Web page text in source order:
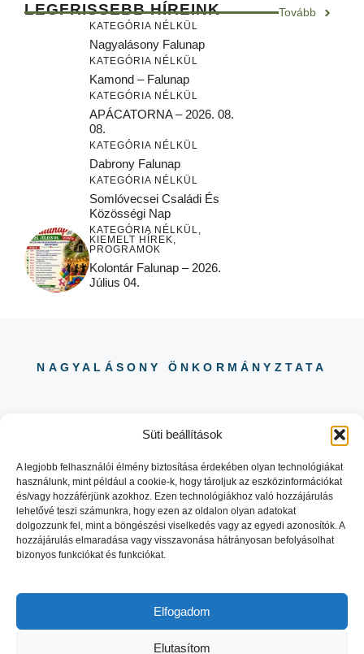
Süti beállítások
A legjobb felhasználói élmény biztosítása érdekében olyan technológiákat
használunk, mint például a cookie-k, hogy tároljuk az eszközinformációkat
és/vagy hozzáférjünk azokhoz. Ezen technológiákhoz való hozzájárulás
lehetővé teszi számunkra, hogy ezen az oldalon olyan adatokat
dolgozzunk fel, mint a böngészési viselkedés vagy az egyedi azonosítók. A
hozzájárulás elmaradása vagy visszavonása hátrányosan befolyásolhat
bizonyos funkciókat és funkciókat.
Elfogadom
Elutasítom
LEGFRISSEBB HÍREINK Tovább
KATEGÓRIA NÉLKÜL
Nagyalásony Falunap
KATEGÓRIA NÉLKÜL
Kamond – Falunap
KATEGÓRIA NÉLKÜL
APÁCATORNA – 2026. 08.
08.
KATEGÓRIA NÉLKÜL
Dabrony Falunap
KATEGÓRIA NÉLKÜL
Somlóvecsei Családi És
Közösségi Nap
KATEGÓRIA NÉLKÜL,
KIEMELT HÍREK,
PROGRAMOK
Kolontár Falunap – 2026.
Július 04.
NAGYALÁSONY ÖNKORMÁNYZTATA
06 88 504 730
8484 NAGYALÁSONY KOSSUTH
LAJOS UTCA 29.